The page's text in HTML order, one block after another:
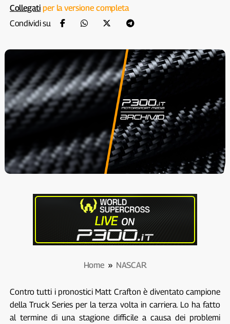
Collegati per la versione completa
Condividi su
Home » NASCAR
Contro tutti i pronostici Matt Crafton è diventato campione
della Truck Series per la terza volta in carriera. Lo ha fatto
al termine di una stagione difficile a causa dei problemi